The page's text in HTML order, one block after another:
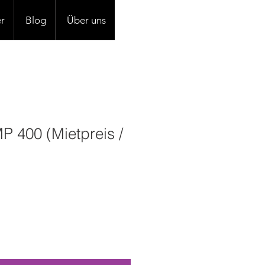
Blog Über uns
400 (Mietpreis /